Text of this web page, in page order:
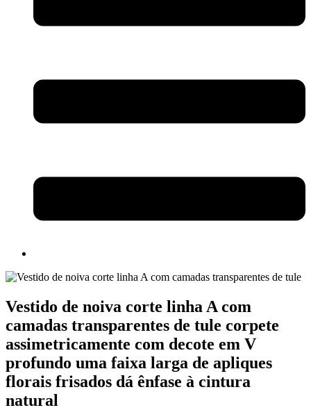
Vestido de noiva corte linha A com
camadas transparentes de tule corpete
assimetricamente com decote em V
profundo uma faixa larga de apliques
florais frisados dá ênfase à cintura
natural